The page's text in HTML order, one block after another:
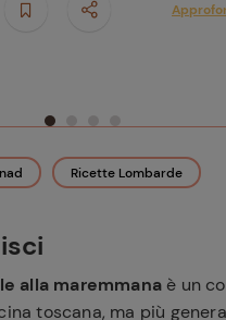
Ricette Lombarde
alla maremmana è un
toscana, ma più